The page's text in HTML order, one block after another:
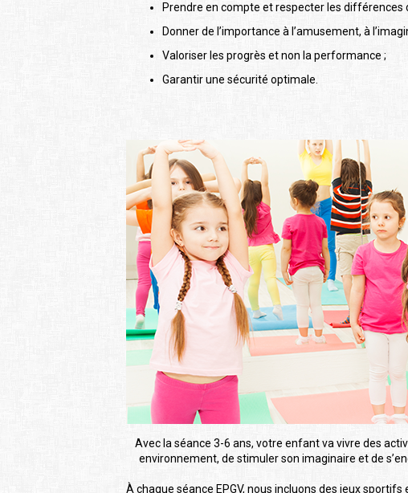
Prendre en compte et respecter les différences
Donner de l’importance à l’amusement, à
Valoriser les progrès et non la performance ;
Garantir une sécurité optimale.
Avec la séance 3-6 ans, votre enfant va vivre des
environnement, de stimuler son imaginaire et de
À chaque séance EPGV, nous incluons des jeux